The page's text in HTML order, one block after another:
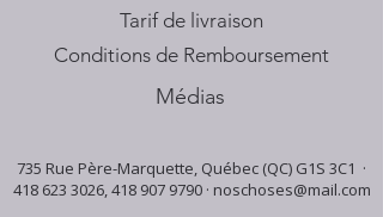
Tarif de livraison
Conditions de Remboursement
Médias
735 Rue Père-Marquette, Québec (QC) G1S 3C1 ·
418 623 3026,418 907 9790· noschoses@mail.com